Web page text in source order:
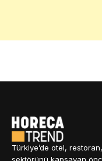
Türkiye’de otel,
sektörünü kapsayan